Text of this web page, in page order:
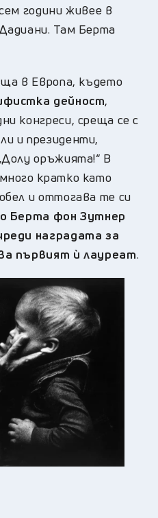
години живее в
Там Берта
в Европа, където
дейност,
конгреси, среща се с
и президенти,
оръжията!“ В
кратко като
и оттогава те си
Берта фон Зутнер
наградата за
първият ѝ лауреат.